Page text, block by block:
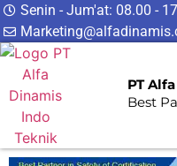
Senin - Jum'at: 08.00 -
PT
Best